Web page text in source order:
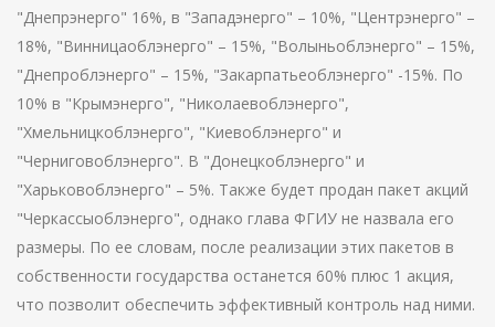
"Днепрэнерго" 16%, в "Западэнерго" – 10%, "Центрэнерго" –
18%, "Винницаоблэнерго" – 15%, "Волыньоблэнерго" – 15%,
"Днепроблэнерго" – 15%, "Закарпатьеоблэнерго" -15%. По
10% в "Крымэнерго", "Николаевоблэнерго",
"Хмельницкоблэнерго", "Киевоблэнерго" и
"Черниговоблэнерго". В "Донецкоблэнерго" и
"Харьковоблэнерго" – 5%. Также будет продан пакет акций
"Черкассыоблэнерго", однако глава ФГИУ не назвала его
размеры. По ее словам, после реализации этих пакетов в
собственности государства останется 60% плюс 1 акция,
что позволит обеспечить эффективный контроль над ними.